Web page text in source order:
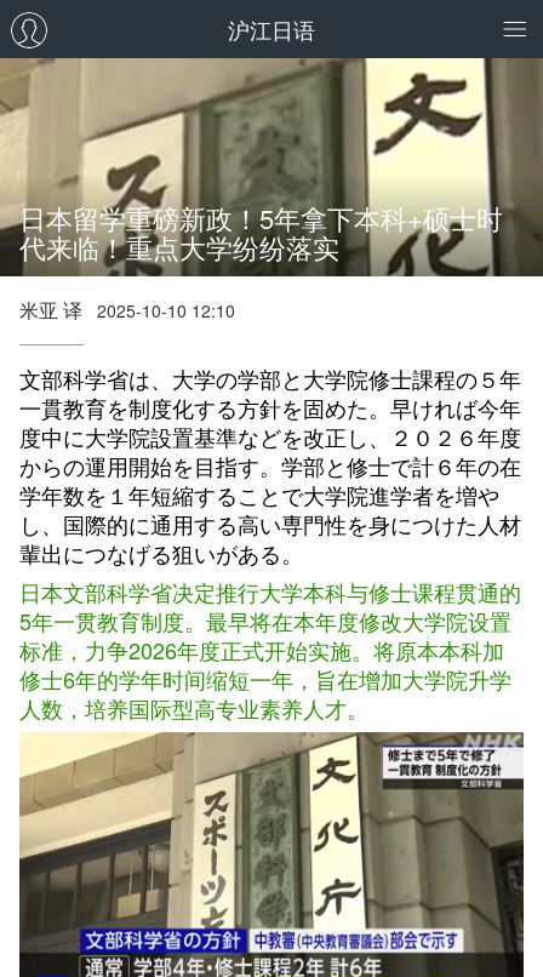
沪江日语
日本留学重磅新政！5年拿下本科+硕士时
代来临！重点大学纷纷落实
米亚 译 2025-10-10 12:10
文部科学省は、大学の学部と大学院修士課程の５年
一貫教育を制度化する方針を固めた。早ければ今年
度中に大学院設置基準などを改正し、２０２６年度
からの運用開始を目指す。学部と修士で計６年の在
学年数を１年短縮することで大学院進学者を増や
し、国際的に通用する高い専門性を身につけた人材
輩出につなげる狙いがある。
日本文部科学省决定推行大学本科与修士课程贯通的
5年一贯教育制度。最早将在本年度修改大学院设置
标准，力争2026年度正式开始实施。将原本本科加
修士6年的学年时间缩短一年，旨在增加大学院升学
人数，培养国际型高专业素养人才。